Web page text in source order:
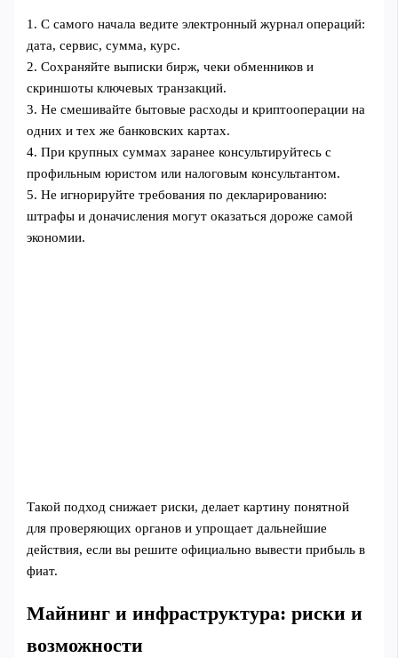
1. С самого начала ведите электронный журнал операций:
дата, сервис, сумма, курс.
2. Сохраняйте выписки бирж, чеки обменников и
скриншоты ключевых транзакций.
3. Не смешивайте бытовые расходы и криптооперации на
одних и тех же банковских картах.
4. При крупных суммах заранее консультируйтесь с
профильным юристом или налоговым консультантом.
5. Не игнорируйте требования по декларированию:
штрафы и доначисления могут оказаться дороже самой
экономии.
Такой подход снижает риски, делает картину понятной
для проверяющих органов и упрощает дальнейшие
действия, если вы решите официально вывести прибыль в
фиат.
Майнинг и инфраструктура: риски и
возможности